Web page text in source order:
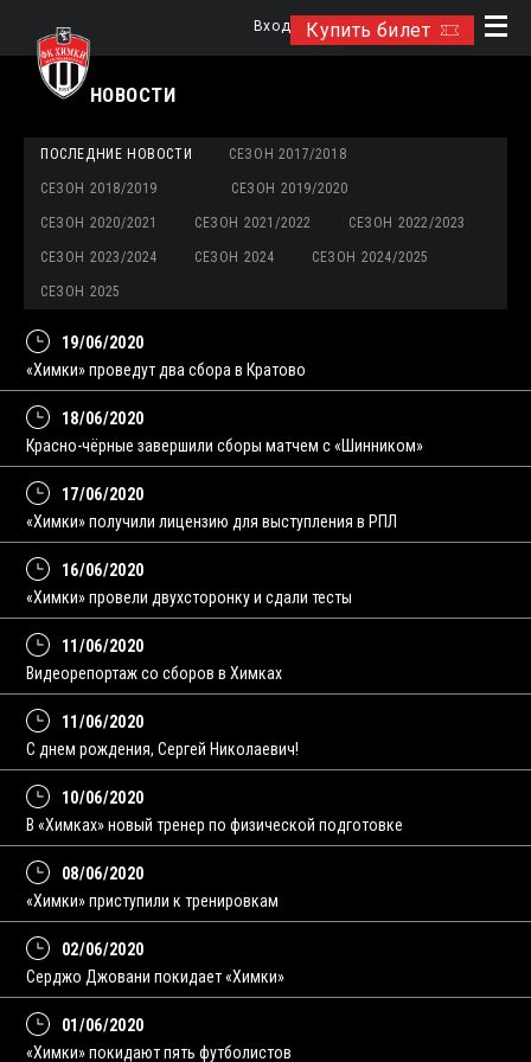
Купить билет
Вход
НОВОСТИ
ПОСЛЕДНИЕ НОВОСТИ СЕЗОН 2017/2018
СЕЗОН 2018/2019 СЕЗОН 2019/2020
СЕЗОН 2020/2021 СЕЗОН 2021/2022 СЕЗОН 2022/2023
СЕЗОН 2023/2024 СЕЗОН 2024 СЕЗОН 2024/2025
СЕЗОН 2025
19/06/2020
«Химки» проведут два сбора в Кратово
18/06/2020
Красно-чёрные завершили сборы матчем с «Шинником»
17/06/2020
«Химки» получили лицензию для выступления в РПЛ
16/06/2020
«Химки» провели двухсторонку и сдали тесты
11/06/2020
Видеорепортаж со сборов в Химках
11/06/2020
С днем рождения, Сергей Николаевич!
10/06/2020
В «Химках» новый тренер по физической подготовке
08/06/2020
«Химки» приступили к тренировкам
02/06/2020
Серджо Джовани покидает «Химки»
01/06/2020
«Химки» покидают пять футболистов